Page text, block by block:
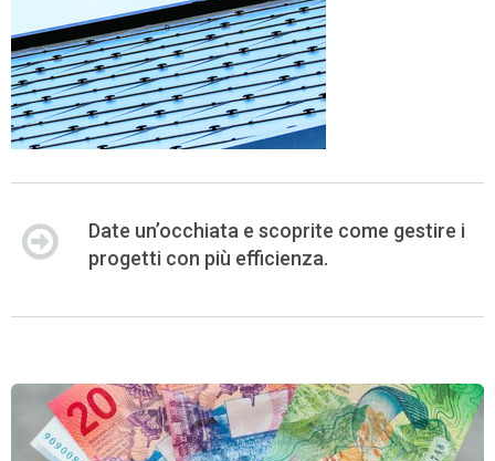
Date un’occhiata e scoprite come gestire i
progetti con più efficienza.